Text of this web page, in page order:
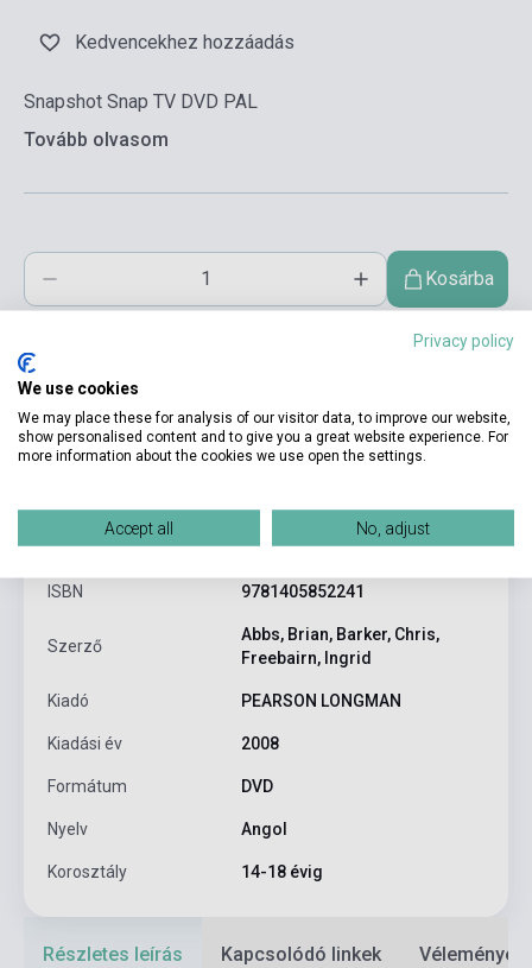
Kedvencekhez hozzáadás
Snapshot Snap TV DVD PAL
Tovább olvasom
Kosárba
Termékjellemzők
ISBN 9781405852241
Szerző
Abbs, Brian, Barker, Chris,
Freebairn, Ingrid
Kiadó PEARSON LONGMAN
Kiadási év 2008
Formátum DVD
Nyelv Angol
Korosztály 14-18 évig
Részletes leírás Kapcsolódó linkek Vélemények
Privacy policy
We use cookies
We may place these for analysis of our visitor data, to improve our website,
show personalised content and to give you a great website experience. For
more information about the cookies we use open the settings.
Accept all No, adjust